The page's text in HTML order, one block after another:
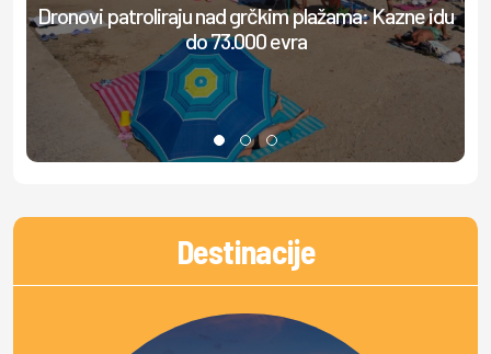
Dronovi patroliraju nad grčkim plažama: Kazne idu
do 73.000 evra
Destinacije